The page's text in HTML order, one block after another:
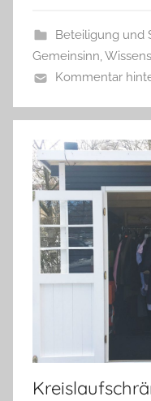
Beteiligung und
Gemeinsinn,
Kommentar